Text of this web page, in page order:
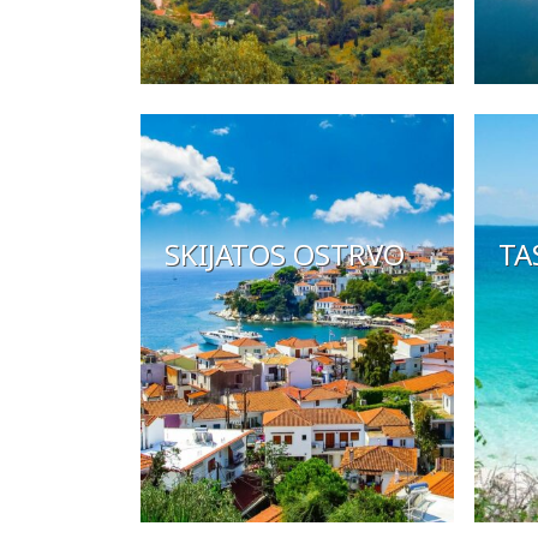
SKIJATOS OSTRVO